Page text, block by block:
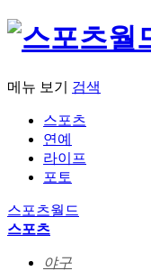
메뉴 보기 검색
스포츠
연예
라이프
포토
스포츠월드
스포츠
야구